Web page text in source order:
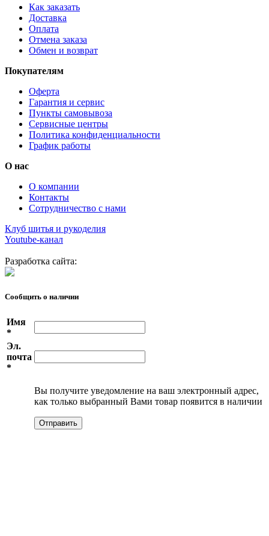
Как заказать
Доставка
Оплата
Отмена заказа
Обмен и возврат
Покупателям
Оферта
Гарантия и сервис
Пункты самовывоза
Сервисные центры
Политика конфиденциальности
График работы
О нас
О компании
Контакты
Сотрудничество с нами
Клуб шитья и рукоделия
Youtube-канал
Разработка сайта:
Сообщить о наличии
Имя
*
Эл.
почта
*
Вы получите уведомление на ваш электронный адрес,
как только выбранный Вами товар появится в наличии